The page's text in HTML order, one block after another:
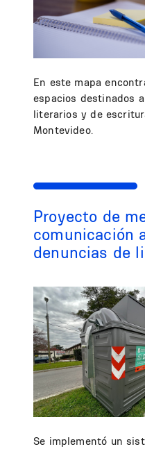
En este mapa
espacios destinados
literarios y de
Montevideo.
Proyecto de
comunicación
denuncias de
Se implementó un